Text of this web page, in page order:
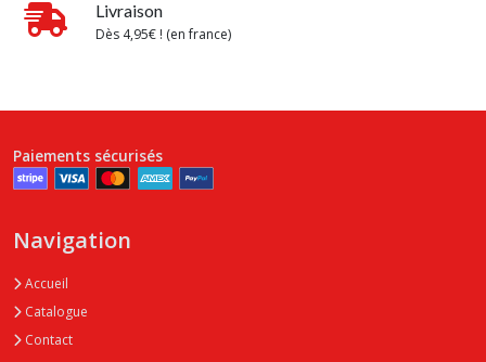
Livraison
Dès 4,95€ ! (en france)
Paiements sécurisés
Navigation
Accueil
Catalogue
Contact